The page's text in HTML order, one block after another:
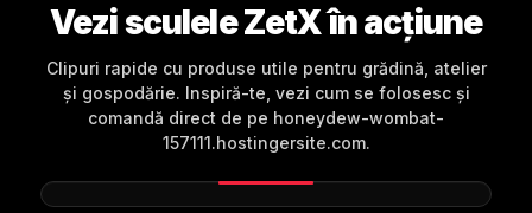
Vezi sculele ZetX în acțiune
Clipuri rapide cu produse utile pentru grădină, atelier
și gospodărie. Inspiră-te, vezi cum se folosesc și
comandă direct de pe honeydew-wombat-
157111.hostingersite.com.